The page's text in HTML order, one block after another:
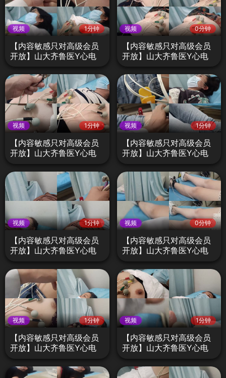
视频 1分钟
【内容敏感只对高级会员
开放】山大齐鲁医Y心电
视频 0分钟
【内容敏感只对高级会员
开放】山大齐鲁医Y心电
视频 1分钟
【内容敏感只对高级会员
开放】山大齐鲁医Y心电
视频 1分钟
【内容敏感只对高级会员
开放】山大齐鲁医Y心电
视频 1分钟
【内容敏感只对高级会员
开放】山大齐鲁医Y心电
视频 0分钟
【内容敏感只对高级会员
开放】山大齐鲁医Y心电
视频 1分钟
【内容敏感只对高级会员
开放】山大齐鲁医Y心电
视频 1分钟
【内容敏感只对高级会员
开放】山大齐鲁医Y心电